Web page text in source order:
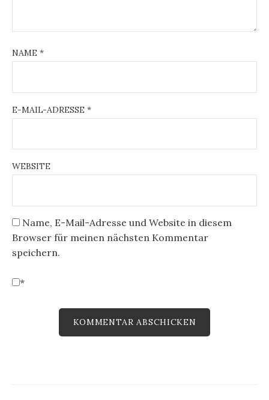
NAME *
E-MAIL-ADRESSE *
WEBSITE
Name, E-Mail-Adresse und Website in diesem
Browser für meinen nächsten Kommentar
speichern.
*